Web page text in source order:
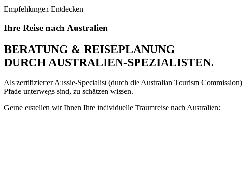
Empfehlungen Entdecken
Ihre Reise nach Australien
BERATUNG & REISEPLANUNG
DURCH AUSTRALIEN-SPEZIALISTEN.
Als zertifizierter Aussie-Specialist (durch die Australian Tourism
Pfade unterwegs sind, zu schätzen wissen.
Gerne erstellen wir Ihnen Ihre individuelle Traumreise nach Australien: